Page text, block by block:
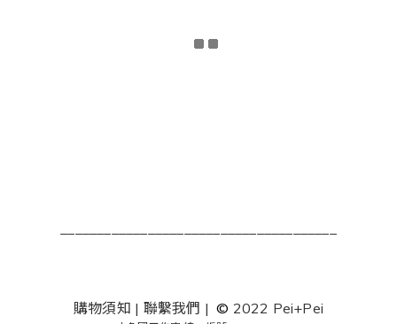
購物須知 | 聯繫我們 |© 2022 Pei+Pei